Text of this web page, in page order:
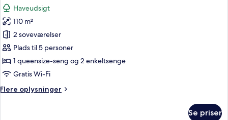
2
enkeltsenge
billeder
af
Two
Bedrooms
Family
Villa
Haveudsigt
110 m²
2 soveværelser
Plads til 5 personer
1 queensize-seng og 2 enkeltsenge
Gratis Wi-Fi
Flere oplysninger
Flere
Se priser